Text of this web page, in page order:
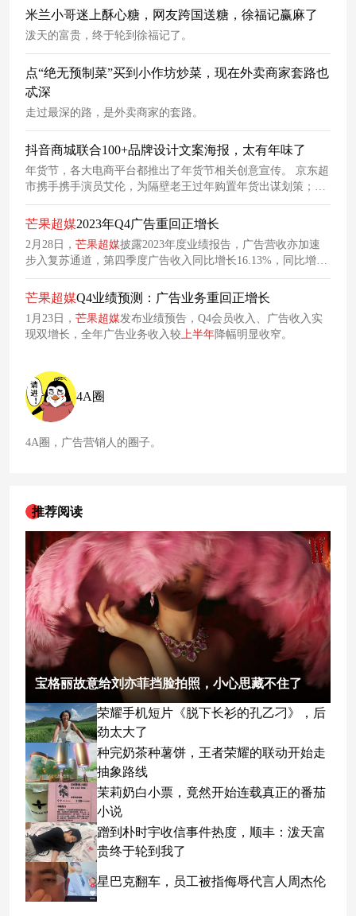
米兰小哥迷上酥心糖，网友跨国送糖，徐福记赢麻了
泼天的富贵，终于轮到徐福记了。
点“绝无预制菜”买到小作坊炒菜，现在外卖商家套路也
忒深
走过最深的路，是外卖商家的套路。
抖音商城联合100+品牌设计文案海报，太有年味了
年货节，各大电商平台都推出了年货节相关创意宣传。 京东超
市携手携手演员艾伦，为隔壁老王过年购置年货出谋划策；另
一边，天猫以发布了一则创意短片，用经典的语文题目“语句扩
写”诠释当下年轻人购买年货节看中多元化、实用性的特点。
近日，抖音商城也出手了，在2024
年货节期间与超过100个品
牌联手打造一组文案海报。 基于品牌特色产品特点，抖音商城
在每一则海报中都重点表现了产品与新年的
芒果超媒2023年Q4广告重回正增长
2月28日， 芒果超媒披露2023年度业绩报告，广告营收亦加速
步入复苏通道，第四季度广告收入同比增长16.13%，同比增速
实现由负转正的趋势逆转。
芒果超媒Q4业绩预测：广告业务重回正增长
1月23日， 芒果超媒发布业绩预告，Q4会员收入、广告收入实
现双增长，全年广告业务收入较 上半年降幅明显收窄。
4A圈
4A圈，广告营销人的圈子。
推荐阅读
宝格丽故意给刘亦菲挡脸拍照，小心思藏不住了
荣耀手机短片《脱下长衫的孔乙刁》，后
劲太大了
种完奶茶种薯饼，王者荣耀的联动开始走
抽象路线
茉莉奶白小票，竟然开始连载真正的番茄
小说
蹭到朴时宇收信事件热度，顺丰：泼天富
贵终于轮到我了
星巴克翻车，员工被指侮辱代言人周杰伦